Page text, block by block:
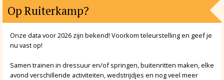
Op Ruiterkamp?
Onze data voor 2026 zijn bekend! Voorkom teleurstelling en geef je
nu vast op!
Samen trainen in dressuur en/of springen, buitenritten maken, elke
avond verschillende activiteiten, wedstrijdjes en nog veel meer